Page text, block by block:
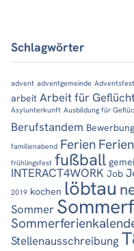
Schlagwörter
advent adventgemeinde Adventsfest
arbeit Arbeit für
Asylunterkunft Ausbildung für
Berufstandem Bewerbung
familienabend Ferien
frühlingsfest fußball
INTERACT4WORK Job
2019 kochen löbtau
Sommer
Stellenausschreibung